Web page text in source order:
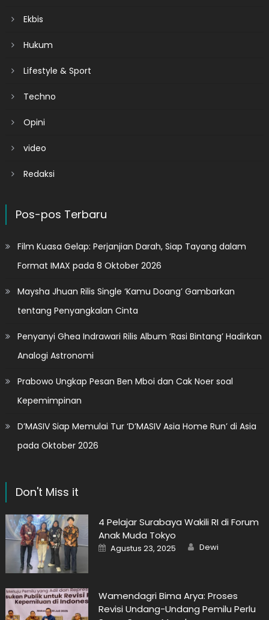
Ekbis
Hukum
Lifestyle & Sport
Techno
Opini
video
Redaksi
Pos-pos Terbaru
Film Kuasa Gelap: Perjanjian Darah, Siap Tayang dalam
Format IMAX pada 8 Oktober 2026
Maysha Jhuan Rilis Single ‘Kamu Doang’ Gambarkan
tentang Penyangkalan Cinta
Penyanyi Ghea Indrawari Rilis Album ‘Rasi Bintang’ Hadirkan
Analogi Astronomi
Prabowo Ungkap Pesan Ben Mboi dan Cak Noer soal
Kepemimpinan
D’MASIV Siap Memulai Tur ‘D’MASIV Asia Home Run’ di Asia
pada Oktober 2026
Don't Miss it
4 Pelajar Surabaya Wakili RI di Forum
Anak Muda Tokyo
Posted
on
Agustus 23, 2025 Author
Dewi
Wamendagri Bima Arya: Proses
Revisi Undang-Undang Pemilu Perlu